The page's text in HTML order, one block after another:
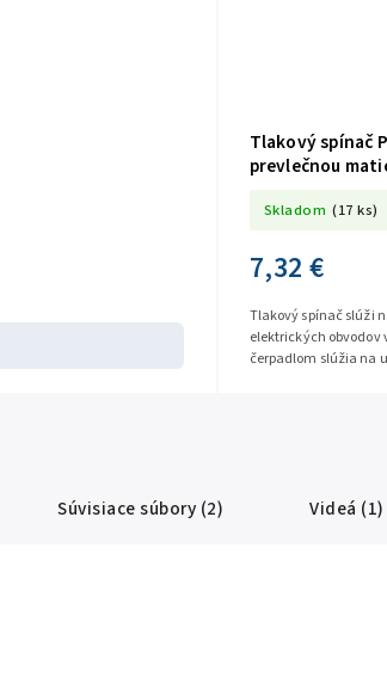
Tlakový spínač
prevlečnou
Skladom (17 ks)
7,32 €
Tlakový spínač slúži
elektrických obvodov
čerpadlom slúžia na
Súvisiace súbory (2) Videá (1)